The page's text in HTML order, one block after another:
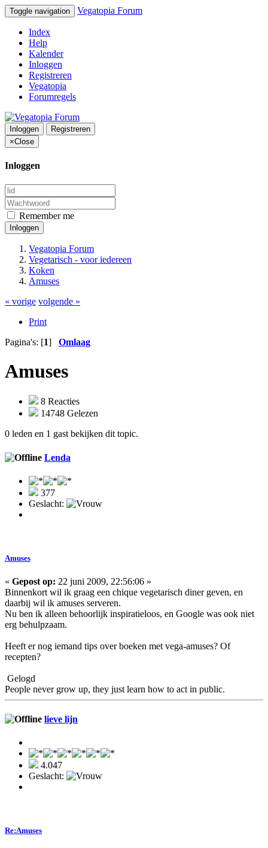
Toggle navigation Vegatopia Forum
Index
Help
Kalender
Inloggen
Registreren
Vegatopia
Forumregels
Inloggen
Registreren
×Close
Inloggen
Remember me
Inloggen
Vegatopia Forum
Vegetarisch - voor iedereen
Koken
Amuses
« vorige volgende »
Print
Pagina's: [1] Omlaag
Amuses
8 Reacties
14748 Gelezen
0 leden en 1 gast bekijken dit topic.
Lenda
377
Geslacht:
Amuses
« Gepost op: 22 juni 2009, 22:56:06 »
Binnenkort wil ik graag een chique vegetarisch diner geven, en
daarbij wil ik amuses serveren.
Nu ben ik alleen behoorlijk inspiratieloos, en Google was ook niet
erg behulpzaam.
Heeft er nog iemand tips over boeken met vega-amuses? Of
recepten?
Gelogd
People never grow up, they just learn how to act in public.
lieve lijn
4.047
Geslacht:
Re:Amuses